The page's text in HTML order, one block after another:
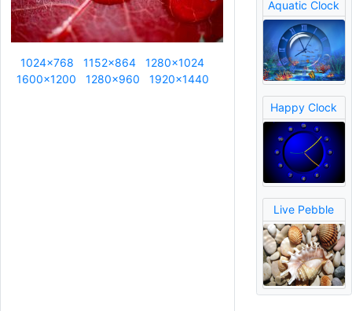
1024x768 1152x864
1280x1024
1600x1200
1280x960 1920x1440
Aquatic Clock
Happy Clock
Live Pebble